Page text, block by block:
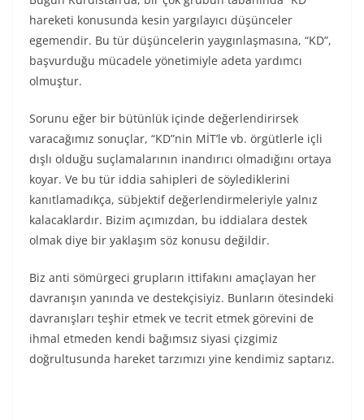
hareketi konusunda kesin yargılayıcı düşünceler
egemendir. Bu tür düşüncelerin yaygınlaşmasına, “KD”,
başvurduğu mücadele yönetimiyle adeta yardımcı
olmuştur.
Sorunu eğer bir bütünlük içinde değerlendirirsek
varacağımız sonuçlar, “KD”nin MİT’le vb. örgütlerle içli
dışlı olduğu suçlamalarının inandırıcı olmadığını ortaya
koyar. Ve bu tür iddia sahipleri de söylediklerini
kanıtlamadıkça, sübjektif değerlendirmeleriyle yalnız
kalacaklardır. Bizim açımızdan, bu iddialara destek
olmak diye bir yaklaşım söz konusu değildir.
Biz anti sömürgeci grupların ittifakını amaçlayan her
davranışın yanında ve destekçisiyiz. Bunların ötesindeki
davranışları teşhir etmek ve tecrit etmek görevini de
ihmal etmeden kendi bağımsız siyasi çizgimiz
doğrultusunda hareket tarzımızı yine kendimiz saptarız.